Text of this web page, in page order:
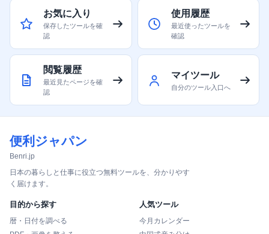
お気に入り
保存したツールを確
認
使用履歴
最近使ったツールを
確認
閲覧履歴
最近見たページを確
認
マイツール
自分のツール入口へ
便利ジャパン
Benri.jp
日本の暮らしと仕事に役立つ無料ツールを、分かりやす
く届けます。
目的から探す
暦・日付を調べる
人気ツール
今月カレンダー